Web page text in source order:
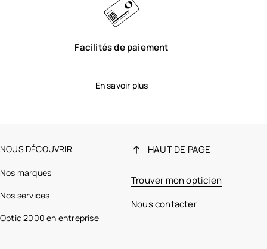
Facilités de paiement
En savoir plus
NOUS DÉCOUVRIR
Nos marques
Nos services
Optic 2000 en entreprise
HAUT DE PAGE
Trouver mon opticien
Nous contacter